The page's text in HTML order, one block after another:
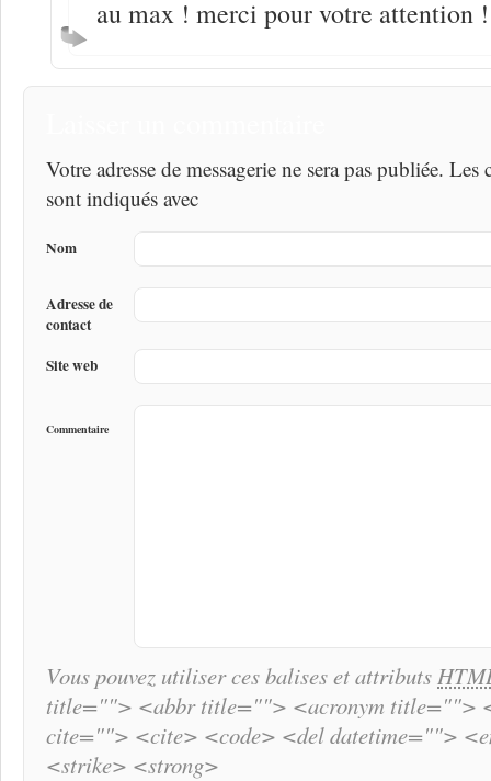
au max ! merci pour votre attention !
Votre adresse de messagerie ne sera pas publiée.
sont indiqués avec
Nom
Adresse de
contact
Site web
Commentaire
Vous pouvez utiliser ces balises et attributs
title=""> <abbr title=""> <acronym title="">
cite=""> <cite> <code> <del datetime="">
<strike> <strong>